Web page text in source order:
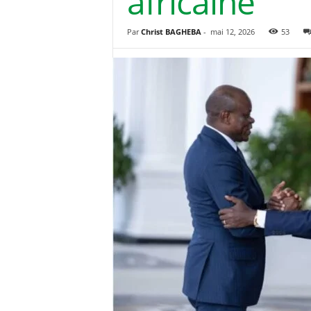
Par Christ BAGHEBA- mai 12, 2026 53